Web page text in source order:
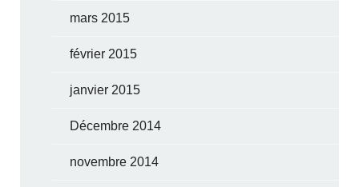
mars 2015
février 2015
janvier 2015
Décembre 2014
novembre 2014